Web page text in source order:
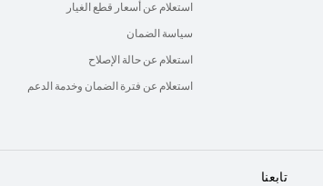
استعلام عن أسعار قطع الغيار
سياسة الضمان
استعلام عن حالة الإصلاح
استعلام عن فترة الضمان وخدمة الدعم
تابعنا